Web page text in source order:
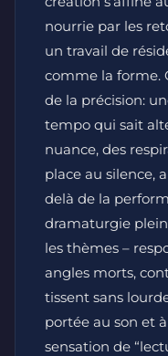
nourrie par les
un travail de
comme la forme.
de la précision:
tempo qui sait
nuance, des
place au silence,
delà de la
dramaturgie
les thèmes –
angles morts,
tissent sans
portée au son et
sensation de